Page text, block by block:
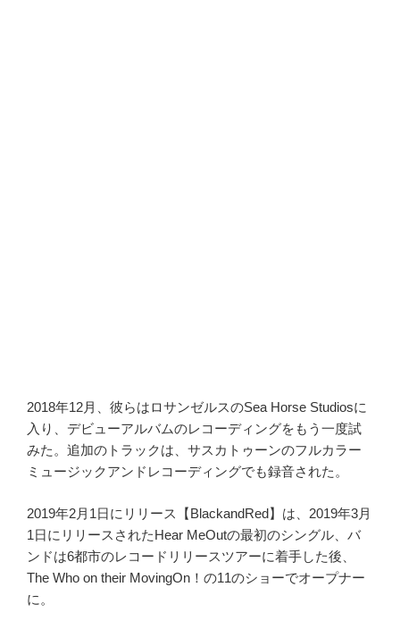
2018年12月、彼らはロサンゼルスのSea Horse Studiosに
入り、デビューアルバムのレコーディングをもう一度試
みた。追加のトラックは、サスカトゥーンのフルカラー
ミュージックアンドレコーディングでも録音された。
2019年2月1日にリリース【BlackandRed】は、2019年3月
1日にリリースされたHear MeOutの最初のシングル、バ
ンドは6都市のレコードリリースツアーに着手した後、
The Who on their MovingOn！の11のショーでオープナー
に。